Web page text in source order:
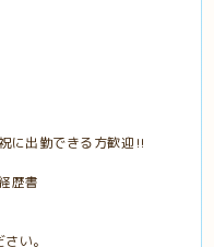
に出勤できる方歓迎‼︎
歴書
い。